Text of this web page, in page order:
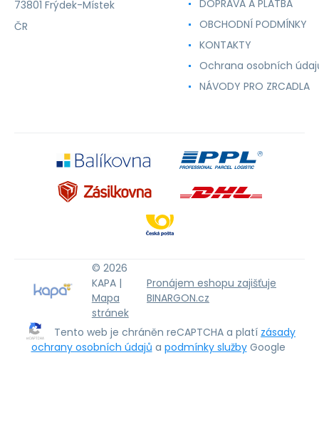
73801 Frýdek-Místek
ČR
DOPRAVA A PLATBA
OBCHODNÍ PODMÍNKY
KONTAKTY
Ochrana osobních
NÁVODY PRO ZRCADLA
© 2026
KAPA |
Mapa
stránek
Pronájem eshopu zajišťuje
BINARGON.cz
Tento web je chráněn reCAPTCHA a platí zásady
ochrany osobních údajů a podmínky služby Google